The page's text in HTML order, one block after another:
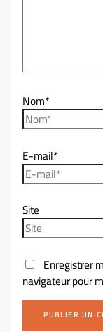
Nom*
E-mail*
Site
Enregistrer
navigateur pour